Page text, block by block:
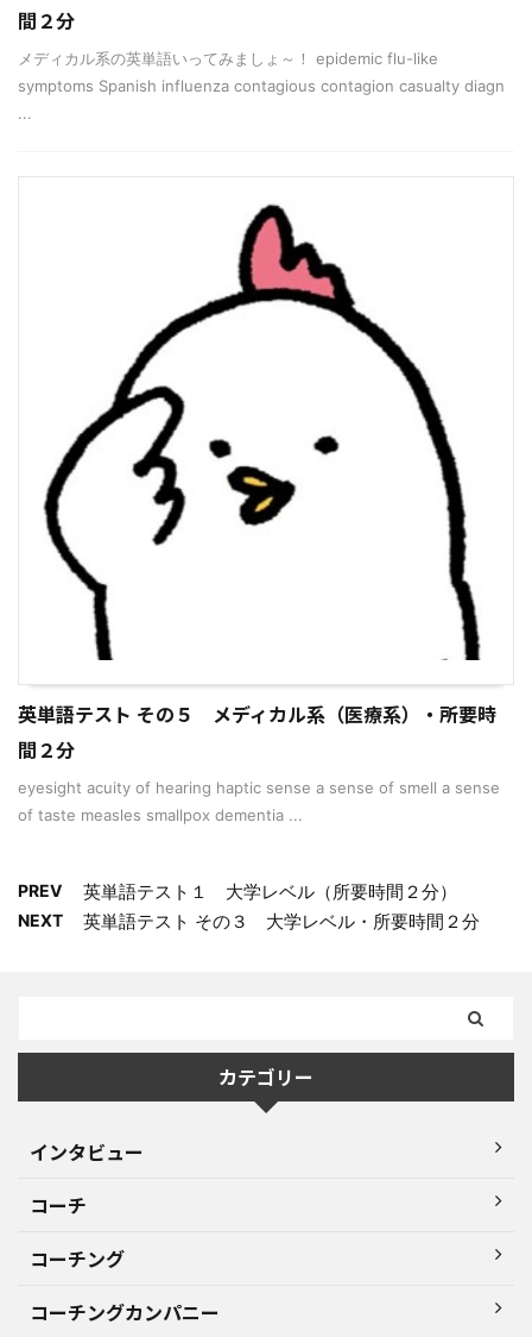
間２分
メディカル系の英単語いってみましょ～！ epidemic flu-like
symptoms Spanish influenza contagious contagion casualty diagn
...
英単語テスト その５ メディカル系（医療系）・所要時
間２分
eyesight acuity of hearing haptic sense a sense of smell a sense
of taste measles smallpox dementia ...
PREV 英単語テスト１ 大学レベル（所要時間２分）
NEXT 英単語テスト その３ 大学レベル・所要時間２分
カテゴリー
インタビュー
コーチ
コーチング
コーチングカンパニー